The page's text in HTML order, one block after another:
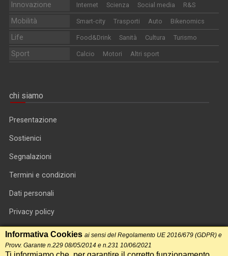
Innovazione Internet Scienza Social media R&S
Mobilità Smart-city Trasporti Auto Bikenomics
Life Food&Drink Sanità Cultura Turismo
Sport Calcio Motori Altri sport
chi siamo
Presentazione
Sostienici
Segnalazioni
Termini e condizioni
Dati personali
Privacy policy
Informativa cookie
RSS feed
Informativa Cookies ai sensi del Regolamento UE 2016/679 (GDPR) e
Provv. Garante n.229 08/05/2014 e n.231 10/06/2021